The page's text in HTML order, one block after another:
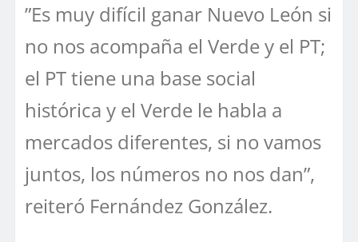
”Es muy difícil ganar Nuevo León si
no nos acompaña el Verde y el PT;
el PT tiene una base social
histórica y el Verde le habla a
mercados diferentes, si no vamos
juntos, los números no nos dan”,
reiteró Fernández González.